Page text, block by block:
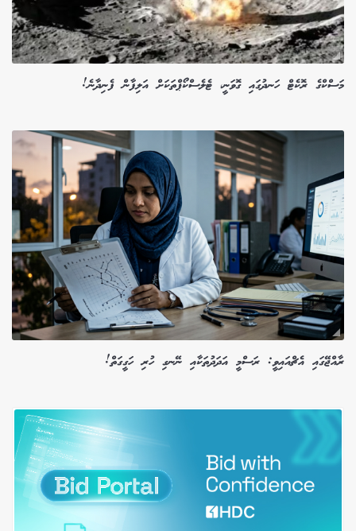
މަސްކްގެ ރޮކެޓް ހަނދުގައި ގޮވަނީ، ޓެލެސްކޯޕްތަކަށް އަލިފާން ފެނިދާނެ!
ރާއްޖޭގައި އެޗްއައިވީ: ރަސްމީ އަދަދުތަކާއި ނޭނގި ހުރި ހަގީގަތް!